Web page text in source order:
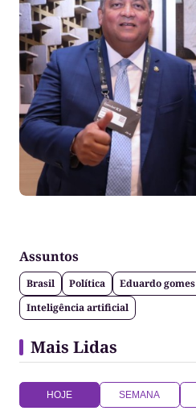
Assuntos
Brasil Política Eduardo gomes
Inteligência artificial
Mais Lidas
HOJE SEMANA